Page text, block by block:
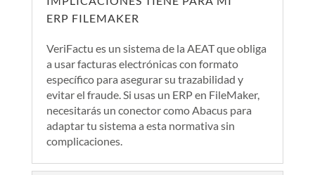
ERP FILEMAKER
VeriFactu es un sistema de la AEAT que obliga
a usar facturas electrónicas con formato
específico para asegurar su trazabilidad y
evitar el fraude. Si usas un ERP en FileMaker,
necesitarás un conector como Abacus para
adaptar tu sistema a esta normativa sin
complicaciones.